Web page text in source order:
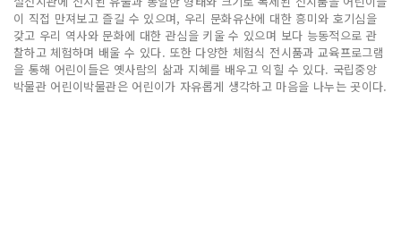
이 직접 만져보고 즐길 수 있으며, 우리 문화유산에 대한 흥미와 호기심을
갖고 우리 역사와 문화에 대한 관심을 키울 수 있으며 보다 능동적으로 관
찰하고 체험하며 배울 수 있다. 또한 다양한 체험식 전시품과 교육프로그램
을 통해 어린이들은 옛사람의 삶과 지혜를 배우고 익힐 수 있다. 국립중앙
박물관 어린이박물관은 어린이가 자유롭게 생각하고 마음을 나누는 곳이다.